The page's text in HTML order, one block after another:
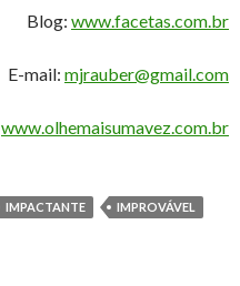
Blog: www.facetas.com.br
E-mail: mjrauber@gmail.com
www.olhemaisumavez.com.br
IMPACTANTE
IMPROVÁVEL